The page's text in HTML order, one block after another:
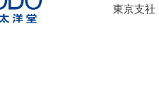
当社は、個
壊、改ざん
東京支社